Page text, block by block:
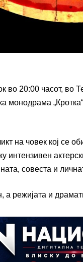
во 20:00 часот,
монодрама
на човек кој се
интензивен
совеста и
а режијата и